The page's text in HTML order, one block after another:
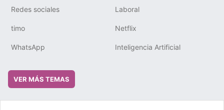
Redes sociales Laboral
timo Netflix
WhatsApp Inteligencia Artificial
VER MÁS TEMAS